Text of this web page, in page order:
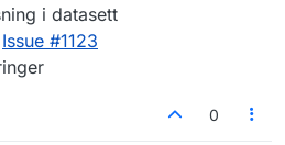
i datasett
Issue #1123
0